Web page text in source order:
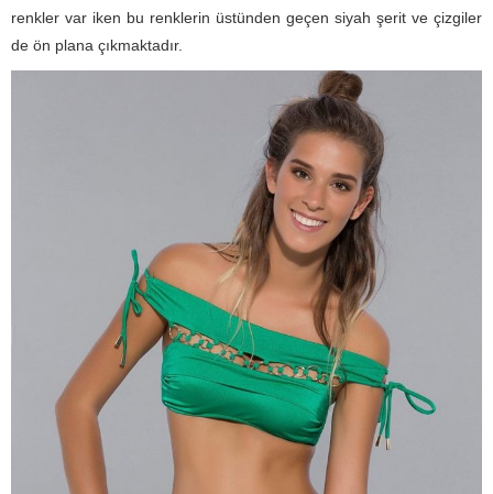
renkler var iken bu renklerin üstünden geçen siyah şerit ve çizgiler
de ön plana çıkmaktadır.